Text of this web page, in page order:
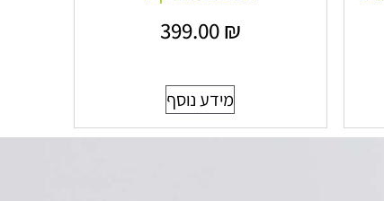
399.00₪
מידע נוסף